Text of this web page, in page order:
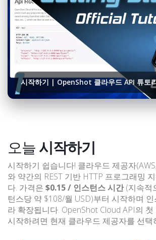
시작하기 | OpenShot 클라우드 API 튜토
오늘 시작하기
시작하기 쉽습니다! 클라우드 제공자
와 약간의 REST 기반 HTTP 프로그래밍
다. 가격은 $0.15 / 인스턴스 시간(지속적
턴스당 약 $108/월 USD)부터 시작하며
라 확장됩니다. OpenShot Cloud API의
시작하려면 현재 클라우드 제공자를 선택